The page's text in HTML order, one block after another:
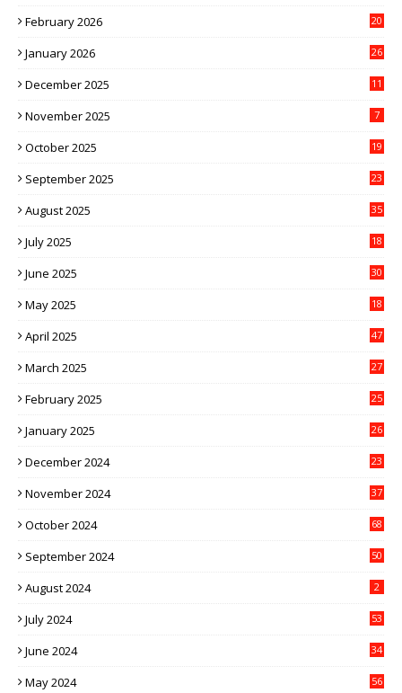
February 2026 20
January 2026 26
December 2025 11
November 2025 7
October 2025 19
September 2025 23
August 2025 35
July 2025 18
June 2025 30
May 2025 18
April 2025 47
March 2025 27
February 2025 25
January 2025 26
December 2024 23
November 2024 37
October 2024 68
September 2024 50
August 2024 2
July 2024 53
June 2024 34
May 2024 56